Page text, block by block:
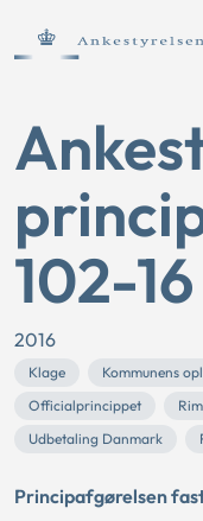
102-16
2016
Klage Kommunens
Officialprincippet
Udbetaling Danmark
Principafgørelsen